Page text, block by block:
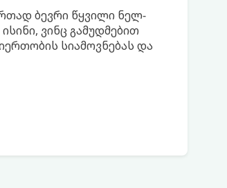
ბევრი წყვილი ნელ-
ვინც გამუდმებით
სიამოვნებას და